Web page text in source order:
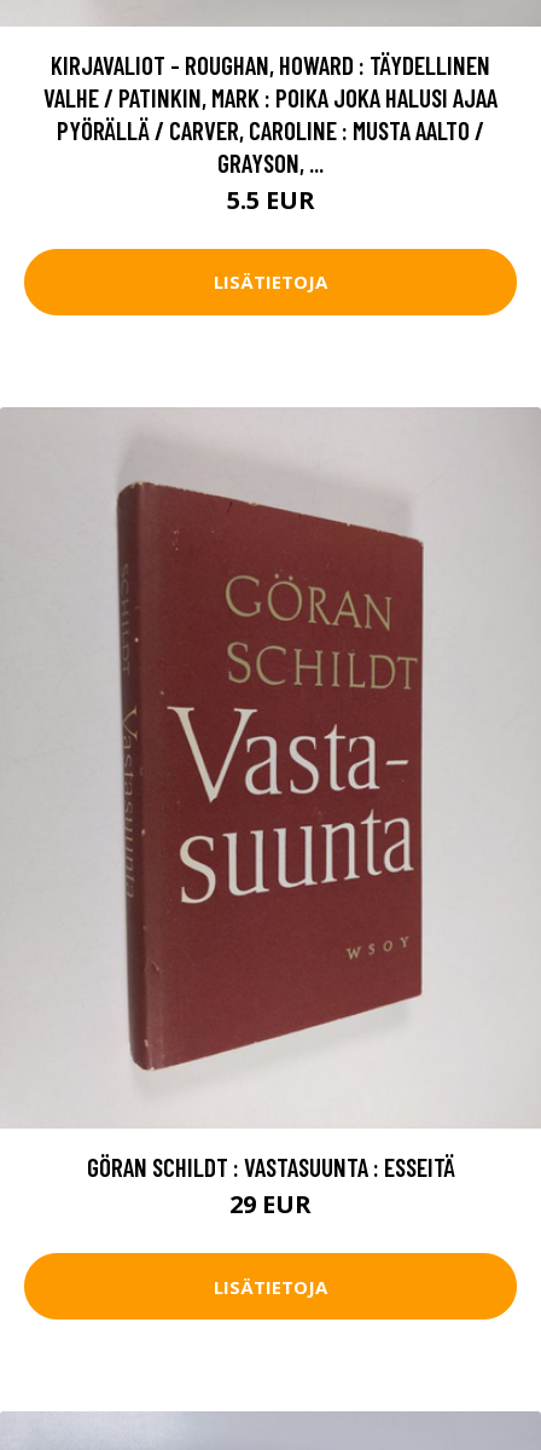
KIRJAVALIOT - ROUGHAN, HOWARD : TÄYDELLINEN
VALHE / PATINKIN, MARK : POIKA JOKA HALUSI AJAA
PYÖRÄLLÄ / CARVER, CAROLINE : MUSTA AALTO /
GRAYSON, ...
5.5 EUR
LISÄTIETOJA
GÖRAN SCHILDT : VASTASUUNTA : ESSEITÄ
29 EUR
LISÄTIETOJA